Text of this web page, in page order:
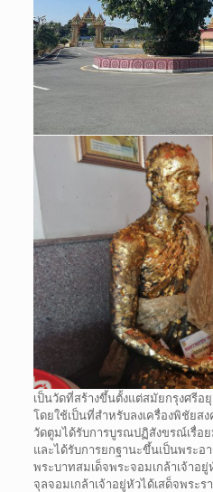
เป็นวัดที่สร้างขึ้นตั้งแต่สมัยกรุงศรีอ
โดยใช้เป็นที่สำหรับลงเครื่องพิชัยสง
วัดตูมได้รับการบูรณปฏิสังขรณ์เรื่อย
และได้รับการยกฐานะขึ้นเป็นพระอ
พระบาทสมเด็จพระจอมเกล้าเจ้าอ
จุลจอมเกล้าเจ้าอยู่หัวได้เสด็จพระ